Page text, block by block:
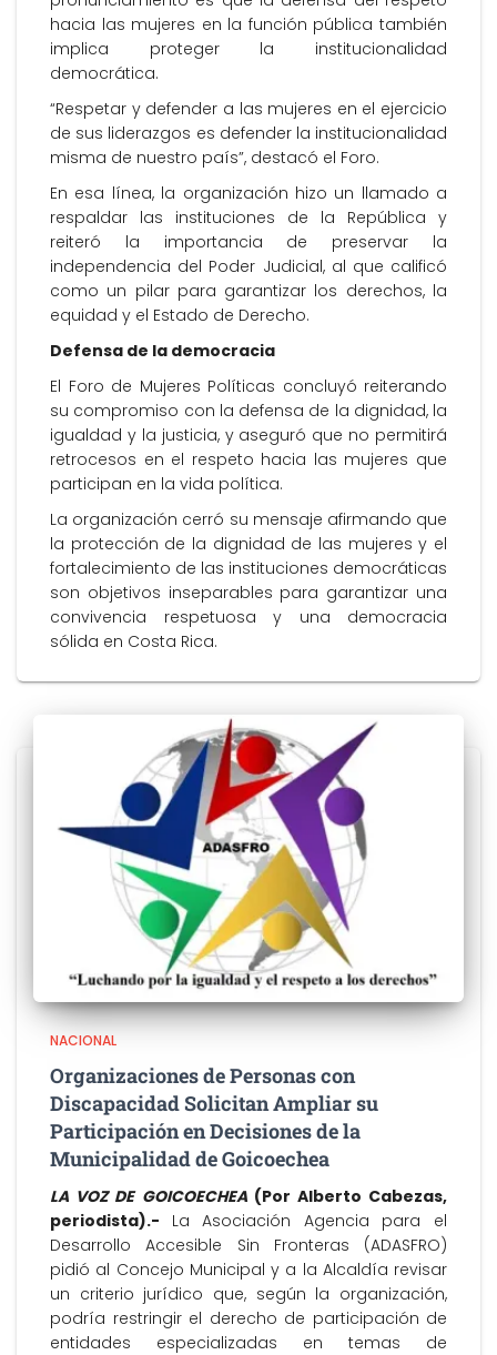
hacia las mujeres en la función pública también
implica proteger la institucionalidad
democrática.
“Respetar y defender a las mujeres en el ejercicio
de sus liderazgos es defender la institucionalidad
misma de nuestro país”, destacó el Foro.
En esa línea, la organización hizo un llamado a
respaldar las instituciones de la República y
reiteró la importancia de preservar la
independencia del Poder Judicial, al que calificó
como un pilar para garantizar los derechos, la
equidad y el Estado de Derecho.
Defensa de la democracia
El Foro de Mujeres Políticas concluyó reiterando
su compromiso con la defensa de la dignidad, la
igualdad y la justicia, y aseguró que no permitirá
retrocesos en el respeto hacia las mujeres que
participan en la vida política.
La organización cerró su mensaje afirmando que
la protección de la dignidad de las mujeres y el
fortalecimiento de las instituciones democráticas
son objetivos inseparables para garantizar una
convivencia respetuosa y una democracia
sólida en Costa Rica.
NACIONAL
Organizaciones de Personas con
Discapacidad Solicitan Ampliar su
Participación en Decisiones de la
Municipalidad de Goicoechea
LA VOZ DE GOICOECHEA(Por Alberto Cabezas,
periodista).- La Asociación Agencia para el
Desarrollo Accesible Sin Fronteras (ADASFRO)
pidió al Concejo Municipal y a la Alcaldía revisar
un criterio jurídico que, según la organización,
podría restringir el derecho de participación de
entidades especializadas en temas de